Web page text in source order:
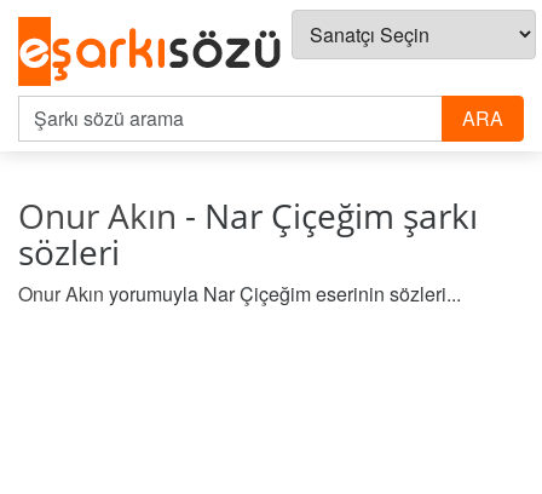
Onur Akın - Nar Çiçeğim şarkı
sözleri
Onur Akın yorumuyla Nar Çiçeğim eserinin sözleri...